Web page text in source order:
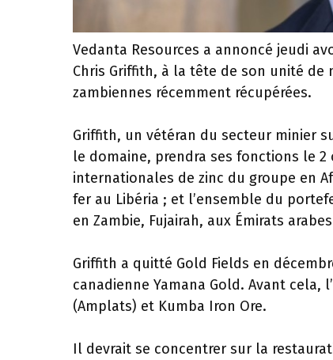
Vedanta Resources a annoncé jeudi
Chris Griffith, à la tête de son unité de
zambiennes récemment récupérées.
Griffith, un vétéran du secteur minier
le domaine, prendra ses fonctions le
internationales de zinc du groupe en
fer au Libéria ; et l’ensemble du
en Zambie, Fujairah, aux Émirats
Griffith a quitté Gold Fields en
canadienne Yamana Gold. Avant cela,
(Amplats) et Kumba Iron Ore.
Il devrait se concentrer sur la